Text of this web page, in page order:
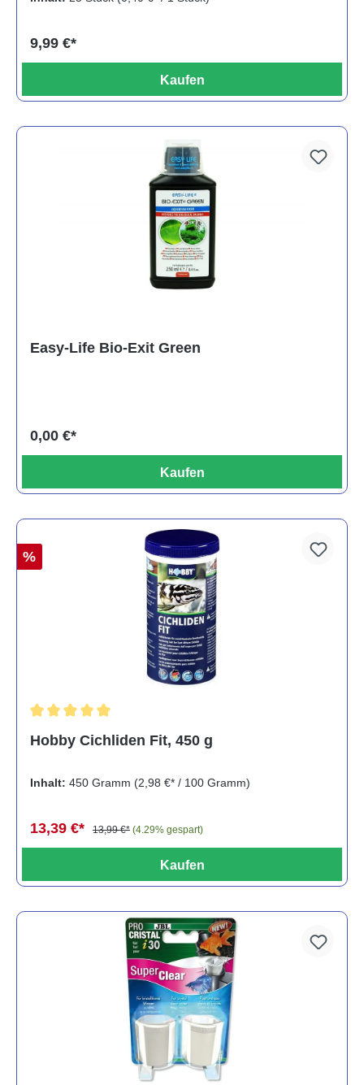
9,99 €*
Kaufen
Easy-Life Bio-Exit Green
0,00 €*
Kaufen
%
Hobby Cichliden Fit, 450 g
Inhalt: 450 Gramm (2,98 €* / 100 Gramm)
13,39 €* 13,99 €* (4.29% gespart)
Kaufen